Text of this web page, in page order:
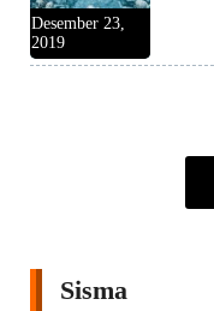
Desember 23,
2019
Sisma